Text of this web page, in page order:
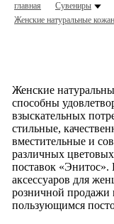
главная Сувениры
Женские натуральные
Женские
способны
взыскательных
стильные,
вместительные и
различных
поставок
аксессуаров для
розничной продажи
пользующимся